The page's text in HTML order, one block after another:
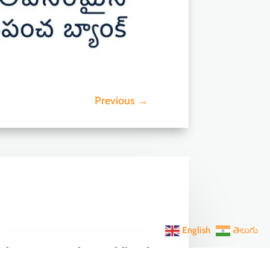
Previous →
Becomes the World’s 5th
English తెలుగు